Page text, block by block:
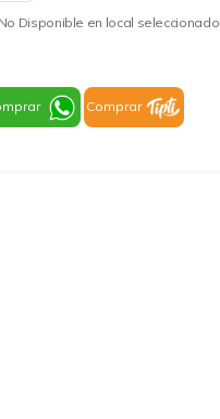
No Disponible en local seleccionado
Comprar